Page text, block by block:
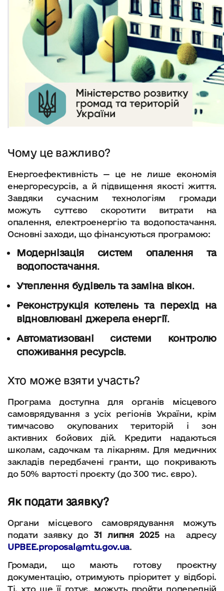
Чому це важливо?
Енергоефективність — це не лише економія
енергоресурсів, а й підвищення якості життя.
Завдяки сучасним технологіям громади
можуть суттєво скоротити витрати на
опалення, електроенергію та водопостачання.
Основні заходи, що фінансуються програмою:
Модернізація систем опалення та
водопостачання.
Утеплення будівель та заміна вікон.
Реконструкція котелень та перехід на
відновлювані джерела енергії.
Автоматизовані системи контролю
споживання ресурсів.
Хто може взяти участь?
Програма доступна для органів місцевого
самоврядування з усіх регіонів України, крім
тимчасово окупованих територій і зон
активних бойових дій. Кредити надаються
школам, садочкам та лікарням. Для медичних
закладів передбачені гранти, що покривають
до 50% вартості проєкту (до 300 тис. євро).
Як подати заявку?
Органи місцевого самоврядування можуть
подати заявку до 31 липня 2025на адресу
UPBEE.proposal@mtu.gov.ua.
Громади, що мають готову проєктну
документацію, отримують пріоритет у відборі.
Ті, хто ще її готує, можуть пройти попередній